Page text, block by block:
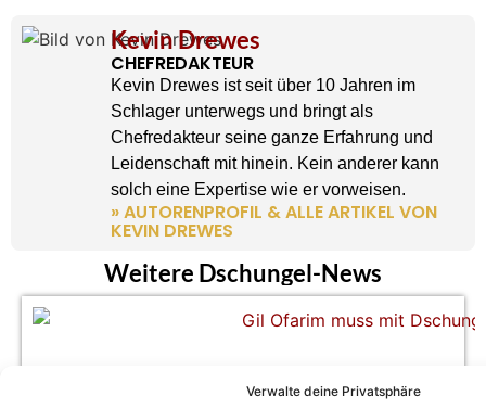
Verwalte deine Privatsphäre
Kevin Drewes
CHEFREDAKTEUR
Kevin Drewes ist seit über 10 Jahren im
Schlager unterwegs und bringt als
Chefredakteur seine ganze Erfahrung und
Leidenschaft mit hinein. Kein anderer kann
solch eine Expertise wie er vorweisen.
» AUTORENPROFIL & ALLE ARTIKEL VON
KEVIN DREWES
Weitere Dschungel-News